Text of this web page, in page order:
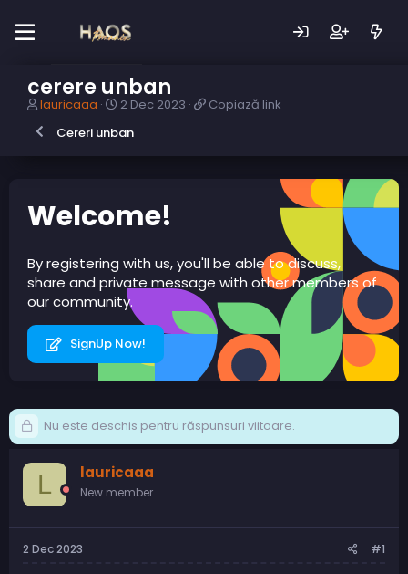
cerere unban
A
t
u
b
c
t
lauricaaa
D
t
a
2 Dec 2023
C
k
Copiază link
Cereri unban
Welcome!
By registering with us, you'll be able to discuss,
share and private message with other members of
our community.
SignUp Now!
Nu este deschis pentru răspunsuri viitoare.
L lauricaaa
New member
2 Dec 2023 #1